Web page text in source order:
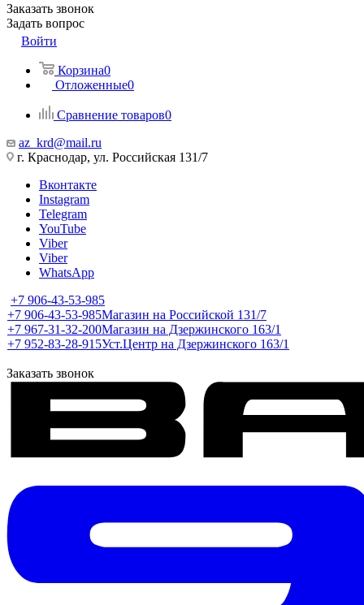
Заказать звонок
Задать вопрос
Войти
Корзина0
Отложенные0
Сравнение товаров0
az_krd@mail.ru
г. Краснодар, ул. Российская 131/7
Вконтакте
Instagram
Telegram
YouTube
Viber
Viber
WhatsApp
+7 906-43-53-985
+7 906-43-53-985Магазин на Российской 131/7
+7 967-31-32-200Магазин на Дзержинского 163/1
+7 952-83-28-915Уст.Центр на Дзержинского 163/1
Заказать звонок